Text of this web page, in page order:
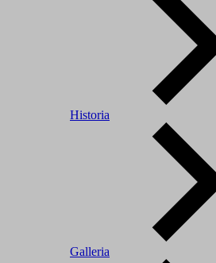
Historia
Galleria